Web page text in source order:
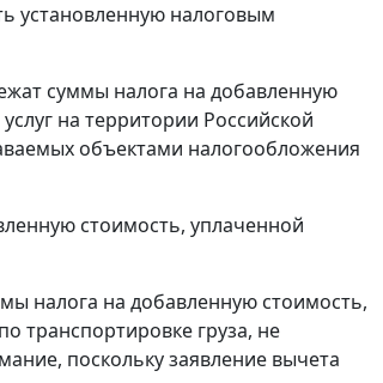
установленную налоговым
суммы налога на добавленную
на территории Российской
объектами налогообложения
стоимость, уплаченной
налога на добавленную стоимость,
транспортировке груза, не
поскольку заявление вычета